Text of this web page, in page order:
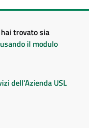
trovato sia
usando il modulo
dell'Azienda USL